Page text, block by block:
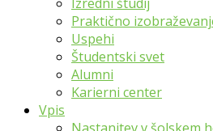
Praktično
Uspehi
Študentski svet
Alumni
Karierni center
Vpis